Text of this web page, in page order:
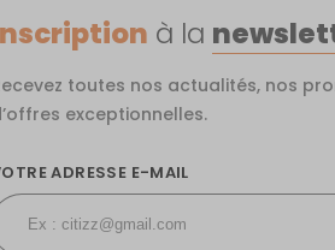
à la
toutes nos actualités, nos
exceptionnelles.
ADRESSE E-MAIL